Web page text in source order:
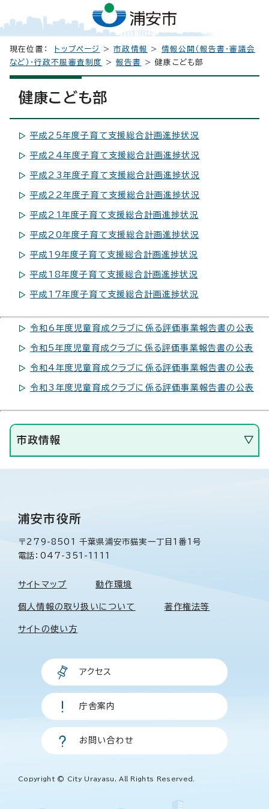
現在位置： トップページ >市政情報 > 情報公開（報告書・審議会
など）・行政不服審査制度
>報告書 > 健康こども部
健康こども部
平成25年度子育て支援総合計画進捗状況
平成24年度子育て支援総合計画進捗状況
平成23年度子育て支援総合計画進捗状況
平成22年度子育て支援総合計画進捗状況
平成21年度子育て支援総合計画進捗状況
平成20年度子育て支援総合計画進捗状況
平成19年度子育て支援総合計画進捗状況
平成18年度子育て支援総合計画進捗状況
平成17年度子育て支援総合計画進捗状況
令和6年度児童育成クラブに係る評価事業報告書の公表
令和5年度児童育成クラブに係る評価事業報告書の公表
令和4年度児童育成クラブに係る評価事業報告書の公表
令和3年度児童育成クラブに係る評価事業報告書の公表
市政情報
浦安市役所
〒279-8501 千葉県浦安市猫実一丁目1番1号
電話：047-351-1111
サイトマップ 動作環境
個人情報の取り扱いについて 著作権法等
サイトの使い方
アクセス
庁舎案内
お問い合わせ
Copyright © City Urayasu, All Rights Reserved.